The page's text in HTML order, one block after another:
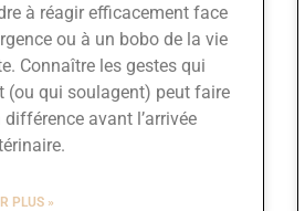
à réagir efficacement face
ou à un bobo de la vie
Connaître les gestes qui
(ou qui soulagent) peut faire
avant l’arrivée
PLUS »